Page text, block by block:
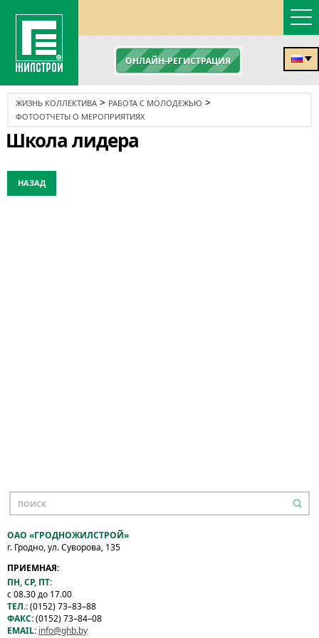
ОНЛАЙН-РЕГИСТРАЦИЯ
ЖИЗНЬ КОЛЛЕКТИВА > РАБОТА С МОЛОДЕЖЬЮ >
ФОТООТЧЕТЫ О МЕРОПРИЯТИЯХ
Школа лидера
НАЗАД
ОАО «ГРОДНОЖИЛСТРОЙ»
г. Гродно, ул. Суворова, 135
ПРИЕМНАЯ:
ПН, СР, ПТ:
с 08.30 до 17.00
ТЕЛ.:(0152) 73–83–88
ФАКС:(0152) 73–84–08
EMAIL: info@ghb.by